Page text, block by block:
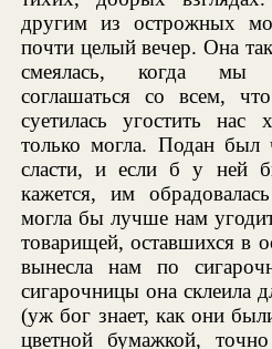
другим из острожных
почти целый вечер. Она
смеялась, когда мы
соглашаться со всем,
суетилась угостить нас
только могла. Подан был
сласти, и если б у ней
кажется, им
могла бы лучше нам
товарищей, оставшихся в
вынесла нам по
сигарочницы она склеила
(уж бог знает, как они
цветной бумажкой,